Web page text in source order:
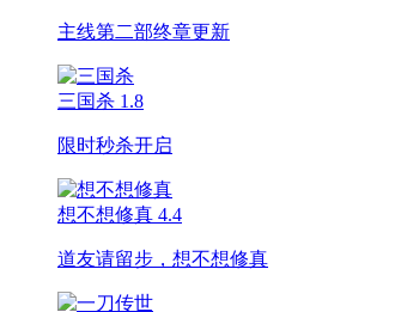
主线第二部终章更新
三国杀 1.8
限时秒杀开启
想不想修真 4.4
道友请留步，想不想修真